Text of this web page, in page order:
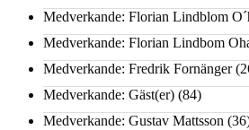
Medverkande: Florian Lindblom
Medverkande: Florian Lindbom
Medverkande: Fredrik Fornänger
Medverkande: Gäst(er) (84)
Medverkande: Gustav Mattsson